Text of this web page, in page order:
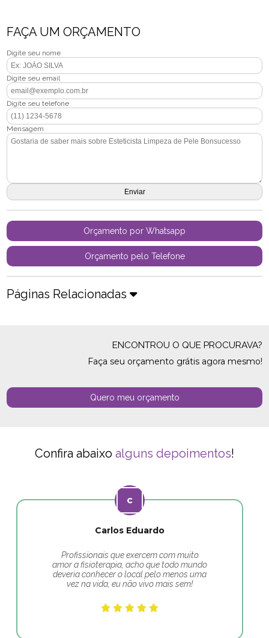
FAÇA UM ORÇAMENTO
Digite seu nome
Digite seu email
Digite seu telefone
Mensagem
Orçamento por Whatsapp
Orçamento pelo Telefone
Páginas Relacionadas
ENCONTROU O QUE PROCURAVA?
Faça seu orçamento grátis agora mesmo!
Quero meu orçamento
Confira abaixo alguns depoimentos!
Carlos Eduardo
Profissionais que exercem com muito
amor a fisioterapia, acho que todo mundo
deveria conhecer o local pelo menos uma
vez na vida, eu não vivo mais sem!